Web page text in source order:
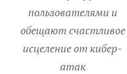
пользователями и
обещают счастливое
исцеление от кибер-
атак